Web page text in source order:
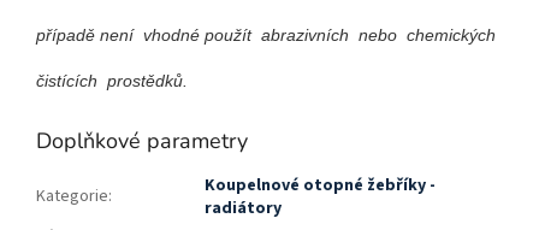
případě není vhodné použít abrazivních nebo chemických
čistících prostědků.
Doplňkové parametry
Kategorie:
Koupelnové otopné žebříky -
radiátory